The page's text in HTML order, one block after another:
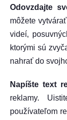
Odovzdajte
môžete
videí,
ktorými sú
nahrať do
Napíšte text
reklamy.
používateľom